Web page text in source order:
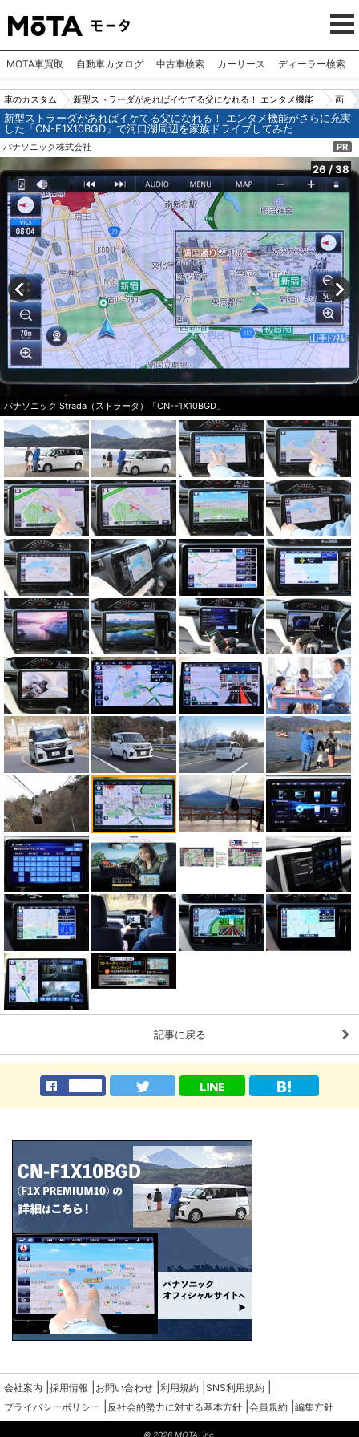
MOTA車買取 自動車カタログ 中古車検索 カーリース ディーラー検索
車のカスタム
パーツ（カー
用品）
新型ストラーダがあればイケてる父になれる！ エンタメ機能
がさらに充実した「CN-F1X10BGD」で河口湖周辺を家族ドラ
イブしてみた
画
像
N
o.2
6
新型ストラーダがあればイケてる父になれる！ エンタメ機能がさらに充実
した「CN-F1X10BGD」で河口湖周辺を家族ドライブしてみた
パナソニック株式会社 PR
26/38
パナソニック Strada（ストラーダ）「CN-F1X10BGD」
記事に戻る
会社案内 採用情報 お問い合わせ 利用規約 SNS利用規約
プライバシーポリシー 反社会的勢力に対する基本方針 会員規約 編集方針
© 2026 MOTA, inc.